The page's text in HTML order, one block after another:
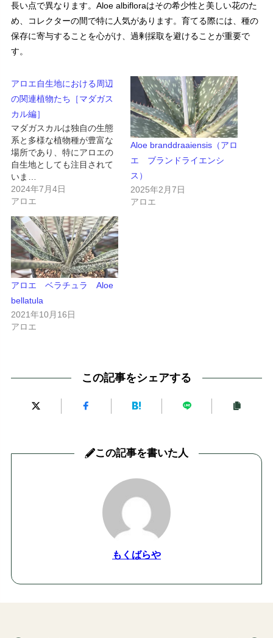
長い点で異なります。Aloe albifloraはその希少性と美しい花のた
め、コレクターの間で特に人気があります。育てる際には、種の
保存に寄与することを心がけ、過剰採取を避けることが重要で
す。
アロエ自生地における周辺
の関連植物たち［マダガス
カル編］
マダガスカルは独自の生態
系と多様な植物種が豊富な
場所であり、特にアロエの
自生地としても注目されて
いま…
2024年7月4日
アロエ
Aloe branddraaiensis（アロ
エ ブランドライエンシ
ス）
2025年2月7日
アロエ
アロエ ベラチュラ Aloe
bellatula
2021年10月16日
アロエ
この記事をシェアする
この記事を書いた人
もくばらや